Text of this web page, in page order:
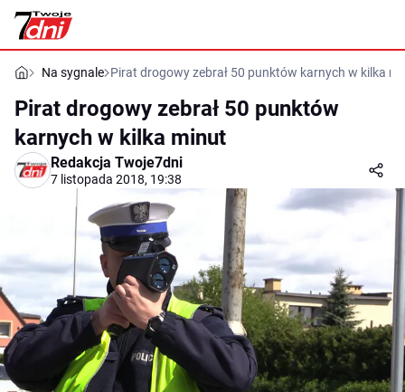
Na sygnale Pirat drogowy zebrał 50 punktów karnych w kilka
Pirat drogowy zebrał 50 punktów
karnych w kilka minut
Redakcja Twoje7dni
7 listopada 2018, 19:38